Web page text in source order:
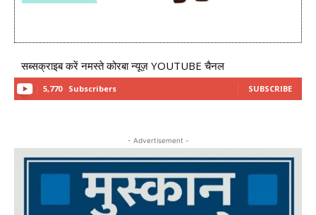
सब्सक्राइब करें नमस्ते कोरबा न्यूज़ YOUTUBE चैनल
5,770 Subscribers SUBSCRIBE
- Advertisement -